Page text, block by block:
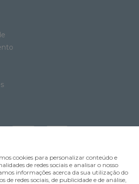
cookies para personalizar conteúdo e
de redes sociais e analisar o nosso
informações acerca da sua utilização do
de redes sociais, de publicidade e de análise,